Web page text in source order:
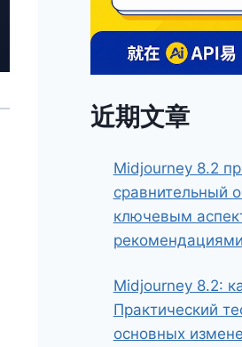
近期文章
Midjourney 8.2
сравнительный
ключевым
Midjourney 8.2:
Практический
основных